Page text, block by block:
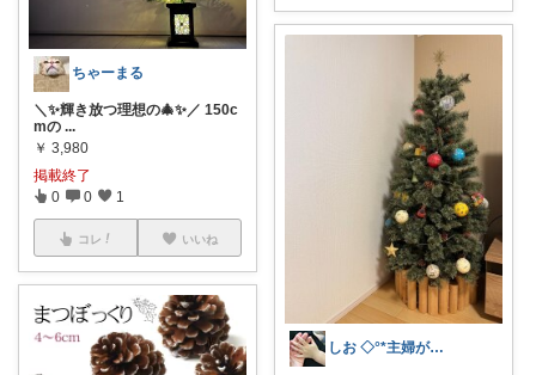
ちゃーまる
＼✨輝き放つ理想の🎄✨／ 150c
mの ...
￥ 3,980
掲載終了
0 0 1
コレ いいね
しお ◇°*主婦がときめくグッズを紹介